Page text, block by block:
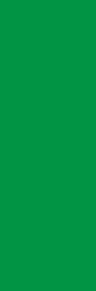
एक
शर्मा ओली र
तर्फबाट
कार्यक्रम रहेको